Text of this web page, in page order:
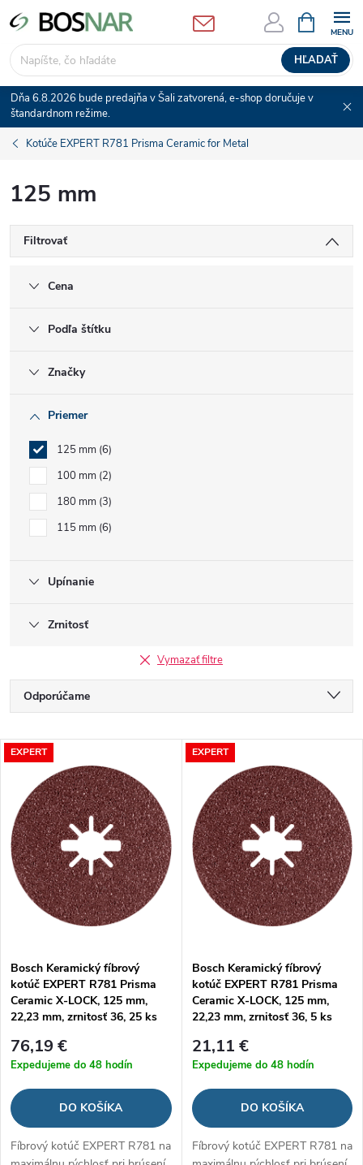
Prejsť
na
obsah
HĽADAŤ
KOŠÍK
Dňa 6.8.2026 bude predajňa v Šali zatvorená, e-shop doručuje v
štandardnom režime.
Kotúče EXPERT R781 Prisma Ceramic for Metal
125 mm
Filtrovať
Cena
Podľa štítku
Značky
Priemer
125 mm 6
100 mm 2
180 mm 3
115 mm 6
Upínanie
Zrnitosť
Vymazať filtre
R
a
e
n
p
r
o
d
u
Odporúčame
Najdrahšie
Najpredávanejšie
Abecedne
V
ý
p
i
p
r
o
d
u
EXPERT
Bosch Keramický fíbrový
kotúč EXPERT R781 Prisma
Ceramic X-LOCK, 125 mm,
22,23 mm, zrnitosť 36, 25 ks
76,19 €
Expedujeme do 48 hodín
DO KOŠÍKA
Fíbrový kotúč EXPERT R781 na
EXPERT
Bosch Keramický fíbrový
kotúč EXPERT R781 Prisma
Ceramic X-LOCK, 125 mm,
22,23 mm, zrnitosť 36, 5 ks
21,11 €
Expedujeme do 48 hodín
DO KOŠÍKA
Fíbrový kotúč EXPERT R781 na